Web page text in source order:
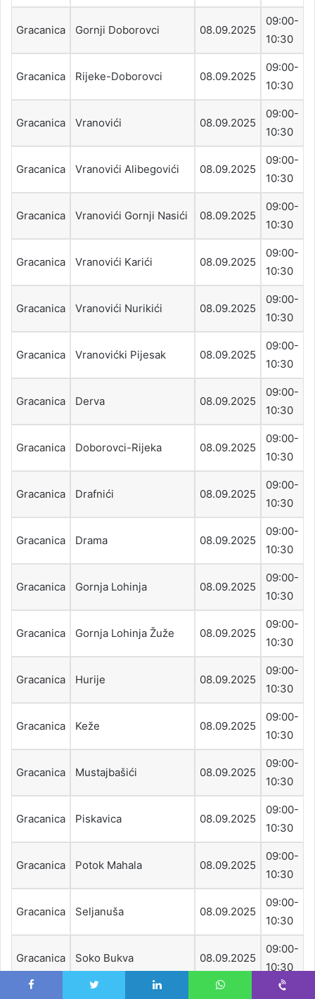
Gracanica Gornji Doborovci 08.09.2025
09:00-
10:30
Gracanica Rijeke-Doborovci 08.09.2025
09:00-
10:30
Gracanica Vranovići 08.09.2025
09:00-
10:30
Gracanica Vranovići Alibegovići 08.09.2025
09:00-
10:30
Gracanica Vranovići Gornji Nasići 08.09.2025
09:00-
10:30
Gracanica Vranovići Karići 08.09.2025
09:00-
10:30
Gracanica Vranovići Nurikići 08.09.2025
09:00-
10:30
Gracanica Vranovićki Pijesak 08.09.2025
09:00-
10:30
Gracanica Derva 08.09.2025
09:00-
10:30
Gracanica Doborovci-Rijeka 08.09.2025
09:00-
10:30
Gracanica Drafnići 08.09.2025
09:00-
10:30
Gracanica Drama 08.09.2025
09:00-
10:30
Gracanica Gornja Lohinja 08.09.2025
09:00-
10:30
Gracanica Gornja Lohinja Žuže 08.09.2025
09:00-
10:30
Gracanica Hurije 08.09.2025
09:00-
10:30
Gracanica Keže 08.09.2025
09:00-
10:30
Gracanica Mustajbašići 08.09.2025
09:00-
10:30
Gracanica Piskavica 08.09.2025
09:00-
10:30
Gracanica Potok Mahala 08.09.2025
09:00-
10:30
Gracanica Seljanuša 08.09.2025
09:00-
10:30
Gracanica Soko Bukva 08.09.2025
09:00-
10:30
09:00-